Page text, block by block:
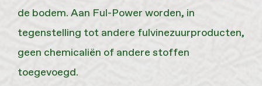
de bodem. Aan Ful-Power worden, in
tegenstelling tot andere fulvinezuurproducten,
geen chemicaliën of andere stoffen
toegevoegd.